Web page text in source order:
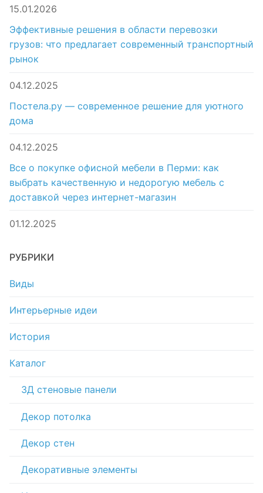
15.01.2026
Эффективные решения в области перевозки
грузов: что предлагает современный транспортный
рынок
04.12.2025
Постела.ру — современное решение для уютного
дома
04.12.2025
Все о покупке офисной мебели в Перми: как
выбрать качественную и недорогую мебель с
доставкой через интернет-магазин
01.12.2025
РУБРИКИ
Виды
Интерьерные идеи
История
Каталог
3Д стеновые панели
Декор потолка
Декор стен
Декоративные элементы